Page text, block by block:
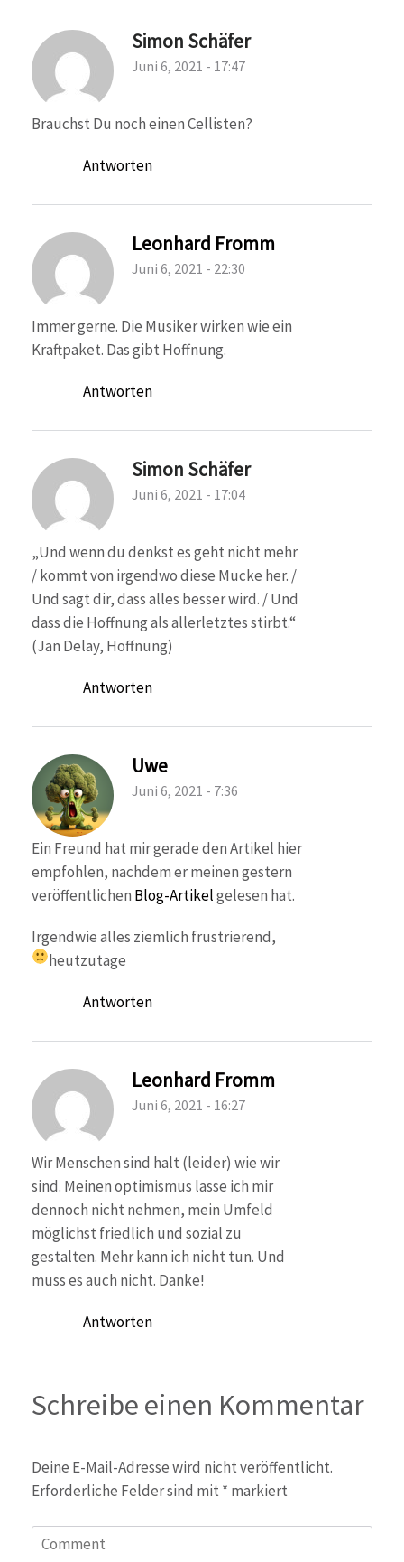
Simon Schäfer
Juni 6, 2021 - 17:47
Brauchst Du noch einen Cellisten?
Antworten
Leonhard Fromm
Juni 6, 2021 - 22:30
Immer gerne. Die Musiker wirken wie ein
Kraftpaket. Das gibt Hoffnung.
Antworten
Simon Schäfer
Juni 6, 2021 - 17:04
„Und wenn du denkst es geht nicht mehr
/ kommt von irgendwo diese Mucke her. /
Und sagt dir, dass alles besser wird. / Und
dass die Hoffnung als allerletztes stirbt.“
(Jan Delay, Hoffnung)
Antworten
Uwe
Juni 6, 2021 - 7:36
Ein Freund hat mir gerade den Artikel hier
empfohlen, nachdem er meinen gestern
veröffentlichen Blog-Artikelgelesen hat.
Irgendwie alles ziemlich frustrierend,
heutzutage
Antworten
Leonhard Fromm
Juni 6, 2021 - 16:27
Wir Menschen sind halt (leider) wie wir
sind. Meinen optimismus lasse ich mir
dennoch nicht nehmen, mein Umfeld
möglichst friedlich und sozial zu
gestalten. Mehr kann ich nicht tun. Und
muss es auch nicht. Danke!
Antworten
Schreibe einen Kommentar
Deine E-Mail-Adresse wird nicht veröffentlicht.
Erforderliche Felder sind mit * markiert
Comment